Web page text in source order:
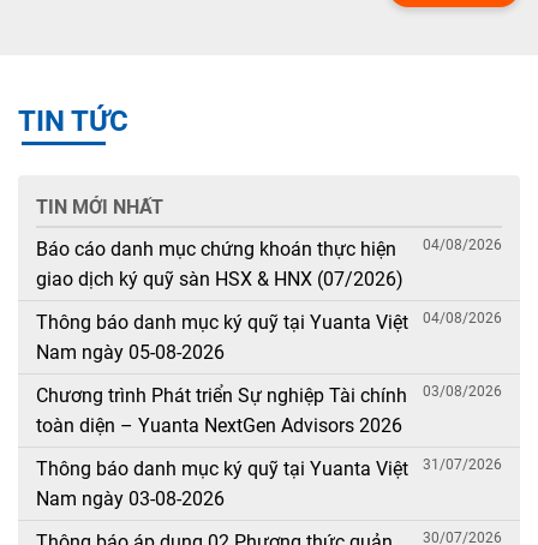
TIN TỨC
TIN MỚI NHẤT
Báo cáo danh mục chứng khoán thực hiện
giao dịch ký quỹ sàn HSX & HNX (07/2026)
04/08/2026
Thông báo danh mục ký quỹ tại Yuanta Việt
Nam ngày 05-08-2026
04/08/2026
Chương trình Phát triển Sự nghiệp Tài chính
toàn diện – Yuanta NextGen Advisors 2026
03/08/2026
Thông báo danh mục ký quỹ tại Yuanta Việt
Nam ngày 03-08-2026
31/07/2026
30/07/2026